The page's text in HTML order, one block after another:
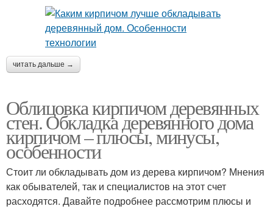
читать дальше →
Облицовка кирпичом деревянных
стен. Обкладка деревянного дома
кирпичом – плюсы, минусы,
особенности
Стоит ли обкладывать дом из дерева кирпичом? Мнения
как обывателей, так и специалистов на этот счет
расходятся. Давайте подробнее рассмотрим плюсы и